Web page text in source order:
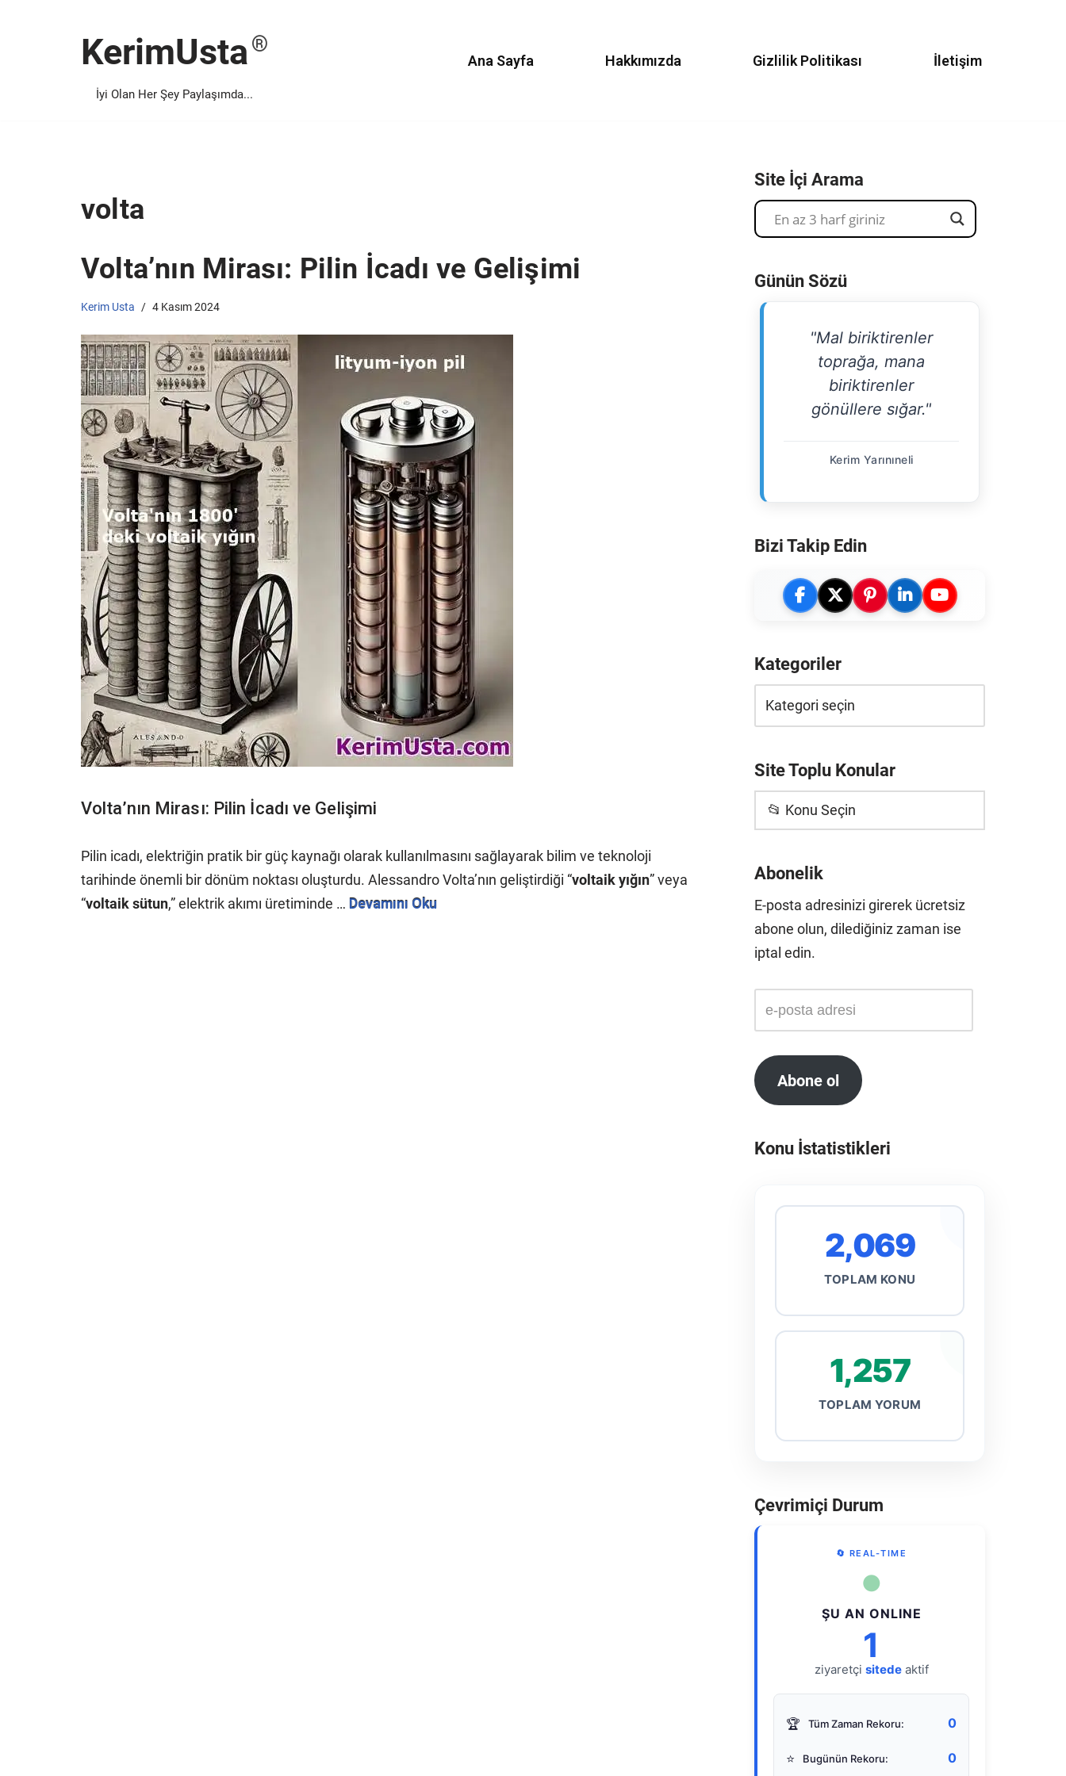
KerimUsta
İyi Olan Her Şey Paylaşımda...
Ana Sayfa Hakkımızda Gizlilik Politikası İletişim
volta
Volta’nın Mirası: Pilin İcadı ve Gelişimi
Kerim Usta 4 Kasım 2024
Volta’nın Mirası: Pilin İcadı ve Gelişimi
Pilin icadı, elektriğin pratik bir güç kaynağı olarak kullanılmasını sağlayarak bilim ve teknoloji
tarihinde önemli bir dönüm noktası oluşturdu. Alessandro Volta’nın geliştirdiği “voltaik yığın” veya
“voltaik sütun,” elektrik akımı üretiminde … Devamını Oku
Site İçi Arama
Günün Sözü
"Mal biriktirenler
toprağa, mana
biriktirenler
gönüllere sığar."
Kerim Yarınıneli
Bizi Takip Edin
Kategoriler
Site Toplu Konular
📂 Konu Seçin
Abonelik
E-posta adresinizi girerek ücretsiz
abone olun, dilediğiniz zaman ise
iptal edin.
Abone ol
Konu İstatistikleri
2,069
TOPLAM KONU
1,257
TOPLAM YORUM
Çevrimiçi Durum
🔄 REAL-TIME
●
ŞU AN ONLINE
1
ziyaretçi sitedeaktif
🏆 Tüm Zaman Rekoru: 0
⭐ Bugünün Rekoru: 0